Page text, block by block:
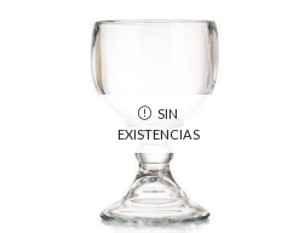
SIN
EXISTENCIAS